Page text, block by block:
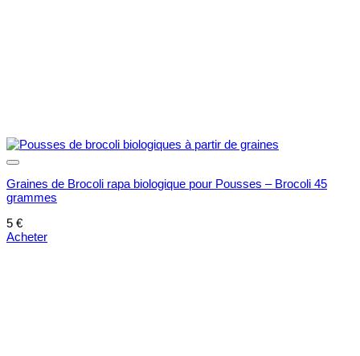
Graines de Brocoli rapa biologique pour Pousses – Brocoli 45
grammes
5 €
Acheter